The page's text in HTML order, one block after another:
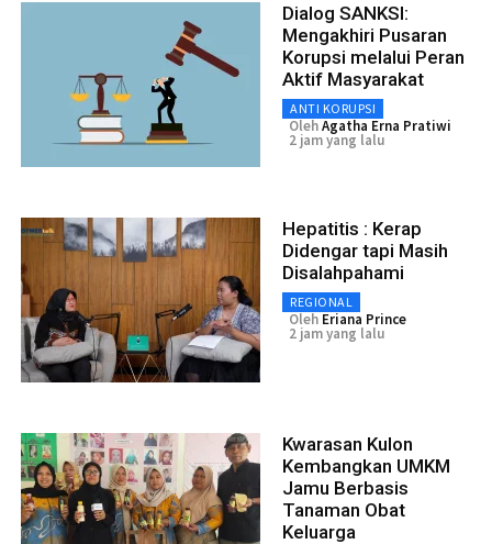
Dialog SANKSI:
Mengakhiri Pusaran
Korupsi melalui Peran
Aktif Masyarakat
ANTI KORUPSI
OlehAgatha Erna Pratiwi
2 jam yang lalu
Hepatitis : Kerap
Didengar tapi Masih
Disalahpahami
REGIONAL
Oleh Eriana Prince
2 jam yang lalu
Kwarasan Kulon
Kembangkan UMKM
Jamu Berbasis
Tanaman Obat
Keluarga